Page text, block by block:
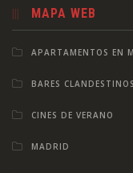
MAPA WEB
APARTAMENTOS EN
BARES CLANDESTINOS
CINES DE VERANO
MADRID